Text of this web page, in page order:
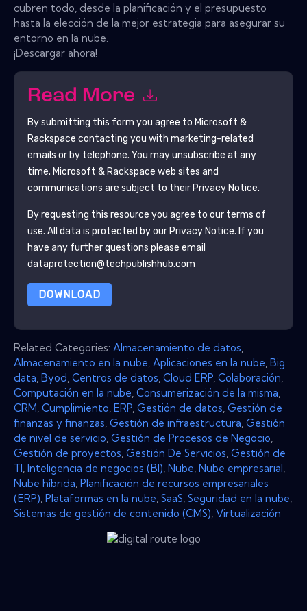
cubren todo, desde la planificación y el presupuesto
hasta la elección de la mejor estrategia para asegurar su
entorno en la nube.
¡Descargar ahora!
Read More
By submitting this form you agree to Microsoft &
Rackspace contacting you with marketing-related
emails or by telephone. You may unsubscribe at any
time. Microsoft & Rackspace web sites and
communications are subject to their Privacy Notice.
By requesting this resource you agree to our terms of
use. All data is protected by our Privacy Notice. If you
have any further questions please email
dataprotection@techpublishhub.com
DOWNLOAD
Related Categories: Almacenamiento de datos
Almacenamiento en la nube Aplicaciones en la nube Big
data Byod Centros de datos Cloud ERP Colaboración
Computación en la nube Consumerización de la misma
CRM Cumplimiento ERP Gestión de datos Gestión de
finanzas y finanzas Gestión de infraestructura Gestión
de nivel de servicio Gestión de Procesos de Negocio
Gestión de proyectos Gestión De Servicios Gestión de
TI Inteligencia de negocios (BI) Nube Nube empresarial
Nube híbrida Planificación de recursos empresariales
(ERP) Plataformas en la nube SaaS Seguridad en la nube
Sistemas de gestión de contenido (CMS) Virtualización